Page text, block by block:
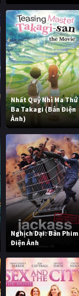
Nhất Quỷ Nhì Ma Thứ
Ba Takagi (Bản Điện
Ảnh)
Nghịch Dại: Bản Phim
Điện Ảnh